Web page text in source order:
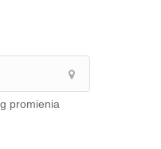
promienia